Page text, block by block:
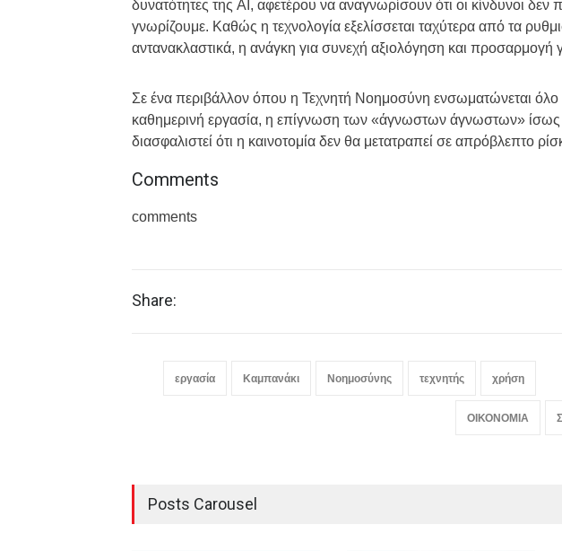
δυνατότητες της AI, αφετέρου να αναγνωρίσουν ότι οι κίνδυνοι δεν
γνωρίζουμε. Καθώς η τεχνολογία εξελίσσεται ταχύτερα από τα
αντανακλαστικά, η ανάγκη για συνεχή αξιολόγηση και προσαρμογή
Σε ένα περιβάλλον όπου η Τεχνητή Νοημοσύνη ενσωματώνεται όλο
καθημερινή εργασία, η επίγνωση των «άγνωστων άγνωστων» ίσως
διασφαλιστεί ότι η καινοτομία δεν θα μετατραπεί σε απρόβλεπτο
Comments
comments
Share:
εργασία Καμπανάκι Νοημοσύνης τεχνητής χρήση
ΟΙΚΟΝΟΜΙΑ
Posts Carousel